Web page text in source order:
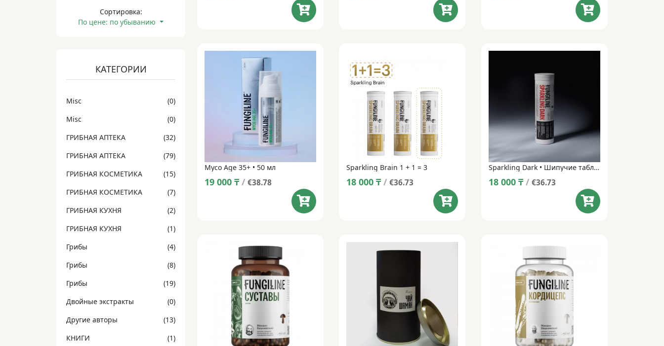
Сортировка:
По цене: по убыванию
КАТЕГОРИИ
Misc
(0)
Misc
(0)
ГРИБНАЯ АПТЕКА
(32)
ГРИБНАЯ АПТЕКА
(79)
ГРИБНАЯ КОСМЕТИКА
(15)
ГРИБНАЯ КОСМЕТИКА
(7)
ГРИБНАЯ КУХНЯ
(2)
ГРИБНАЯ КУХНЯ
(1)
Грибы
(4)
Грибы
(8)
Грибы
(19)
Двойные экстракты
(0)
Другие авторы
(13)
КНИГИ
(1)
Myco Age 35+ • 50 мл
19 000 ₸ / €38.78
Sparkling Brain 1 + 1 = 3
18 000₸ / €36.73
Sparkling Dark • Шипучие таблетки • 14 таблеток
18 000 ₸ / €36.73